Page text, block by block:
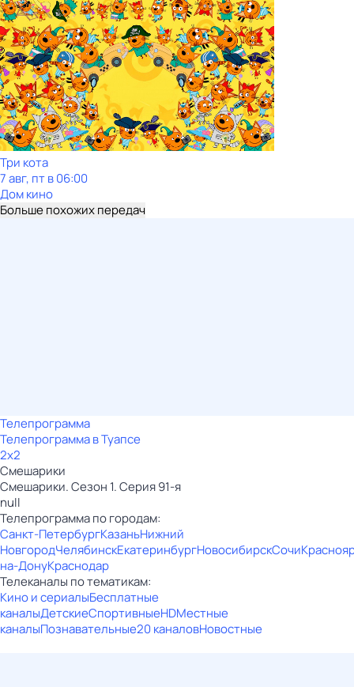
Три кота
7 авг, пт в 06:00
Дом кино
Больше похожих передач
Телепрограмма
Телепрограмма в Туапсе
2x2
Смешарики
Смешарики. Сезон 1. Серия 91-я
null
Телепрограмма по городам:
Санкт-ПетербургКазаньНижний
НовгородЧелябинскЕкатеринбургНовосибирскСочи
на-ДонуКраснодар
Телеканалы по тематикам:
Кино и сериалыБесплатные
каналыДетскиеСпортивныеHDМестные
каналыПознавательные20 каналовНовостные